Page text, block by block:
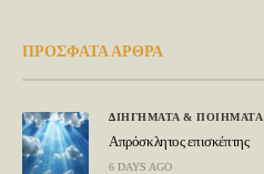
ΠΡΟΣΦΑΤΑ ΑΡΘΡΑ
ΔΙΗΓΗΜΑΤΑ & ΠΟΙΗΜΑΤΑ
Απρόσκλητος επισκέπτης
6 DAYS AGO